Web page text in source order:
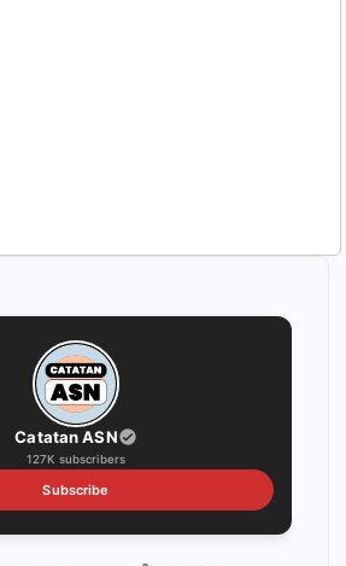
Catatan ASN
127K subscribers
Subscribe